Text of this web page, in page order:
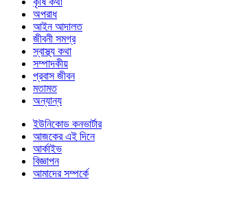
অপরাধ
আইন আদালত
জীবনী সমগ্র
স্বাস্থ্য কথা
সম্পাদকীয়
প্রবাস জীবন
মতামত
অন্যান্য
ইউনিকোড কনভার্টার
আজকের এই দিনে
আর্কাইভ
বিজ্ঞাপন
আমাদের সম্পর্কে